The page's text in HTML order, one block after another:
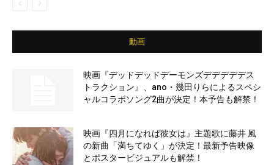
動画
映画『デッドデッドデーモンズデデデデデス
トラクション』、ano・幾田りらによるスペシ
ャルコラボソング2曲が決定！本予告も解禁！
映画『四月になれば彼女は』主題歌に藤井 風
の新曲「満ちてゆく」が決定！最新予告映像
とポスタービジュアルも解禁！